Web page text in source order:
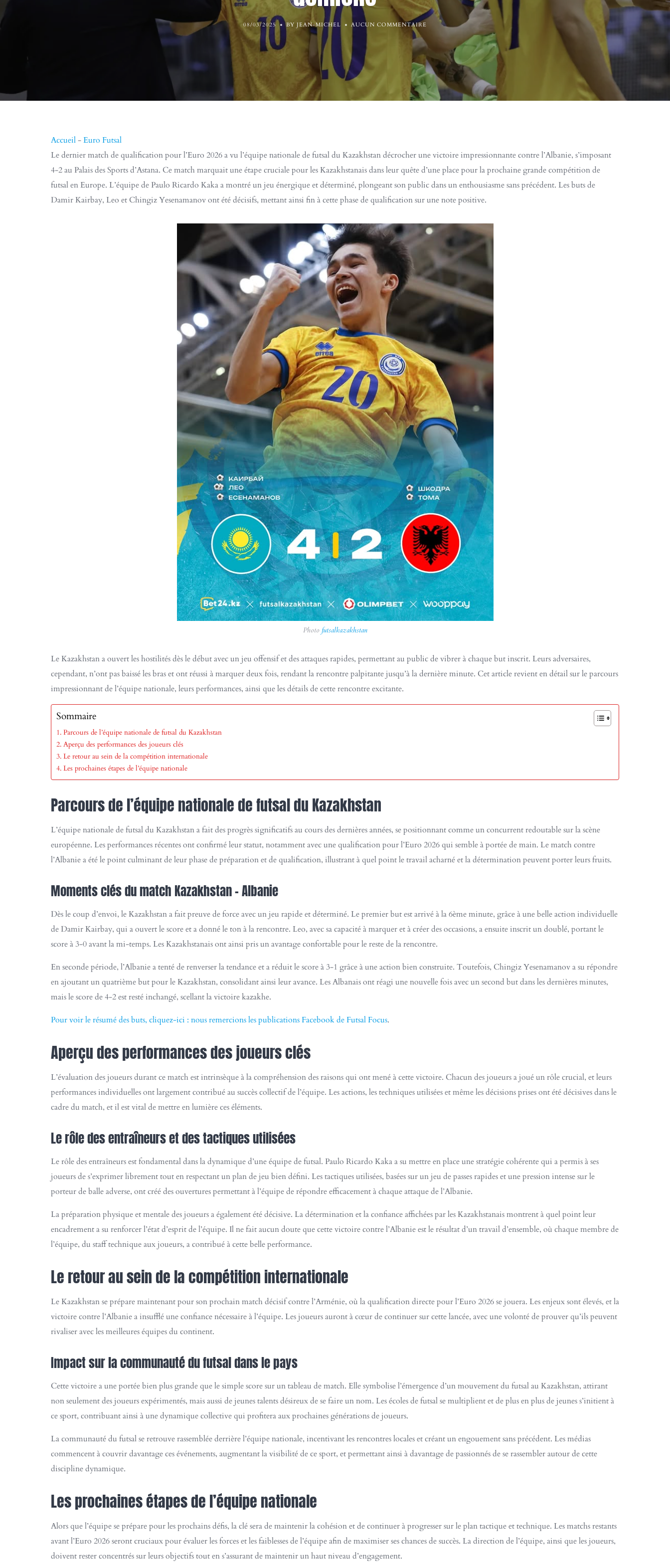
08/03/2025 BY JEAN-MICHEL AUCUN COMMENTAIRE
Accueil-Euro Futsal
Le dernier match de qualification pour l’Euro 2026 a vu l’équipe nationale de futsal du Kazakhstan décrocher une victoire impressionnante contre l’Albanie, s’imposant
4-2 au Palais des Sports d’Astana. Ce match marquait une étape cruciale pour les Kazakhstanais dans leur quête d’une place pour la prochaine grande compétition de
futsal en Europe. L’équipe de Paulo Ricardo Kaka a montré un jeu énergique et déterminé, plongeant son public dans un enthousiasme sans précédent. Les buts de
Damir Kairbay, Leo et Chingiz Yesenamanov ont été décisifs, mettant ainsi fin à cette phase de qualification sur une note positive.
Photo futsalkazakhstan
Le Kazakhstan a ouvert les hostilités dès le début avec un jeu offensif et des attaques rapides, permettant au public de vibrer à chaque but inscrit. Leurs adversaires,
cependant, n’ont pas baissé les bras et ont réussi à marquer deux fois, rendant la rencontre palpitante jusqu’à la dernière minute. Cet article revient en détail sur le parcours
impressionnant de l’équipe nationale, leurs performances, ainsi que les détails de cette rencontre excitante.
Sommaire
Parcours de l’équipe nationale de futsal du Kazakhstan
Aperçu des performances des joueurs clés
Le retour au sein de la compétition internationale
Les prochaines étapes de l’équipe nationale
Parcours de l’équipe nationale de futsal du Kazakhstan
L’équipe nationale de futsal du Kazakhstan a fait des progrès significatifs au cours des dernières années, se positionnant comme un concurrent redoutable sur la scène
européenne. Les performances récentes ont confirmé leur statut, notamment avec une qualification pour l’Euro 2026 qui semble à portée de main. Le match contre
l’Albanie a été le point culminant de leur phase de préparation et de qualification, illustrant à quel point le travail acharné et la détermination peuvent porter leurs fruits.
Moments clés du match Kazakhstan – Albanie
Dès le coup d’envoi, le Kazakhstan a fait preuve de force avec un jeu rapide et déterminé. Le premier but est arrivé à la 6ème minute, grâce à une belle action individuelle
de Damir Kairbay, qui a ouvert le score et a donné le ton à la rencontre. Leo, avec sa capacité à marquer et à créer des occasions, a ensuite inscrit un doublé, portant le
score à 3-0 avant la mi-temps. Les Kazakhstanais ont ainsi pris un avantage confortable pour le reste de la rencontre.
En seconde période, l’Albanie a tenté de renverser la tendance et a réduit le score à 3-1 grâce à une action bien construite. Toutefois, Chingiz Yesenamanov a su répondre
en ajoutant un quatrième but pour le Kazakhstan, consolidant ainsi leur avance. Les Albanais ont réagi une nouvelle fois avec un second but dans les dernières minutes,
mais le score de 4-2 est resté inchangé, scellant la victoire kazakhe.
Pour voir le résumé des buts, cliquez-ici : nous remercions les publications Facebook de Futsal Focus.
Aperçu des performances des joueurs clés
L’évaluation des joueurs durant ce match est intrinsèque à la compréhension des raisons qui ont mené à cette victoire. Chacun des joueurs a joué un rôle crucial, et leurs
performances individuelles ont largement contribué au succès collectif de l’équipe. Les actions, les techniques utilisées et même les décisions prises ont été décisives dans le
cadre du match, et il est vital de mettre en lumière ces éléments.
Le rôle des entraîneurs et des tactiques utilisées
Le rôle des entraîneurs est fondamental dans la dynamique d’une équipe de futsal. Paulo Ricardo Kaka a su mettre en place une stratégie cohérente qui a permis à ses
joueurs de s’exprimer librement tout en respectant un plan de jeu bien défini. Les tactiques utilisées, basées sur un jeu de passes rapides et une pression intense sur le
porteur de balle adverse, ont créé des ouvertures permettant à l’équipe de répondre efficacement à chaque attaque de l’Albanie.
La préparation physique et mentale des joueurs a également été décisive. La détermination et la confiance affichées par les Kazakhstanais montrent à quel point leur
encadrement a su renforcer l’état d’esprit de l’équipe. Il ne fait aucun doute que cette victoire contre l’Albanie est le résultat d’un travail d’ensemble, où chaque membre de
l’équipe, du staff technique aux joueurs, a contribué à cette belle performance.
Le retour au sein de la compétition internationale
Le Kazakhstan se prépare maintenant pour son prochain match décisif contre l’Arménie, où la qualification directe pour l’Euro 2026 se jouera. Les enjeux sont élevés, et la
victoire contre l’Albanie a insufflé une confiance nécessaire à l’équipe. Les joueurs auront à cœur de continuer sur cette lancée, avec une volonté de prouver qu’ils peuvent
rivaliser avec les meilleures équipes du continent.
Impact sur la communauté du futsal dans le pays
Cette victoire a une portée bien plus grande que le simple score sur un tableau de match. Elle symbolise l’émergence d’un mouvement du futsal au Kazakhstan, attirant
non seulement des joueurs expérimentés, mais aussi de jeunes talents désireux de se faire un nom. Les écoles de futsal se multiplient et de plus en plus de jeunes s’initient à
ce sport, contribuant ainsi à une dynamique collective qui profitera aux prochaines générations de joueurs.
La communauté du futsal se retrouve rassemblée derrière l’équipe nationale, incentivant les rencontres locales et créant un engouement sans précédent. Les médias
commencent à couvrir davantage ces événements, augmentant la visibilité de ce sport, et permettant ainsi à davantage de passionnés de se rassembler autour de cette
discipline dynamique.
Les prochaines étapes de l’équipe nationale
Alors que l’équipe se prépare pour les prochains défis, la clé sera de maintenir la cohésion et de continuer à progresser sur le plan tactique et technique. Les matchs restants
avant l’Euro 2026 seront cruciaux pour évaluer les forces et les faiblesses de l’équipe afin de maximiser ses chances de succès. La direction de l’équipe, ainsi que les joueurs,
doivent rester concentrés sur leurs objectifs tout en s’assurant de maintenir un haut niveau d’engagement.